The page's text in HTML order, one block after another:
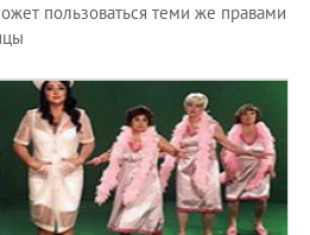
пользоваться теми же правами